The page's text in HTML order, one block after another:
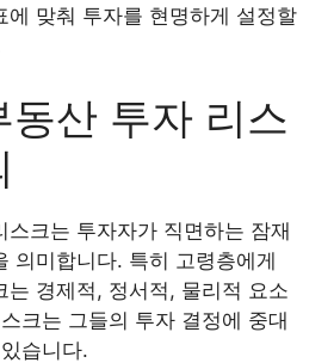
에 맞춰 투자를 현명하게 설정할
동산 투자 리스
스크는 투자자가 직면하는 잠재
의미합니다. 특히 고령층에게
는 경제적, 정서적, 물리적 요소
크는 그들의 투자 결정에 중대
습니다.